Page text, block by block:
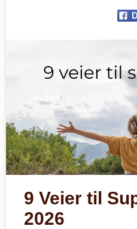
9 Veier til
2026